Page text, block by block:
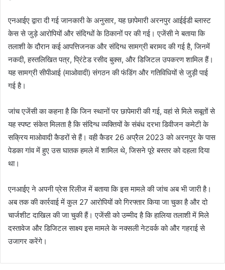
एनआईए द्वारा दी गई जानकारी के अनुसार, यह छापेमारी अरनपुर आईईडी ब्लास्ट
केस से जुड़े आरोपियों और संदिग्धों के ठिकानों पर की गई। एजेंसी ने बताया कि
तलाशी के दौरान कई आपत्तिजनक और संदिग्ध सामग्री बरामद की गई है, जिनमें
नकदी, हस्तलिखित पत्र, प्रिंटेड रसीद बुक्स, और डिजिटल उपकरण शामिल हैं।
यह सामग्री सीपीआई (माओवादी) संगठन की फंडिंग और गतिविधियों से जुड़ी पाई
गई है।
जांच एजेंसी का कहना है कि जिन स्थानों पर छापेमारी की गई, वहां से मिले सबूतों से
यह स्पष्ट संकेत मिलता है कि संदिग्ध व्यक्तियों के संबंध दरभा डिवीजन कमेटी के
सक्रिय माओवादी कैडरों से हैं। वही कैडर 26 अप्रैल 2023 को अरनपुर के पास
पेडका गांव में हुए उस घातक हमले में शामिल थे, जिसने पूरे बस्तर को दहला दिया
था।
एनआईए ने अपनी प्रेस रिलीज में बताया कि इस मामले की जांच अब भी जारी है।
अब तक की कार्रवाई में कुल 27 आरोपियों को गिरफ्तार किया जा चुका है और दो
चार्जशीट दाखिल की जा चुकी हैं। एजेंसी को उम्मीद है कि हालिया तलाशी में मिले
दस्तावेज और डिजिटल साक्ष्य इस मामले के नक्सली नेटवर्क को और गहराई से
उजागर करेंगे।